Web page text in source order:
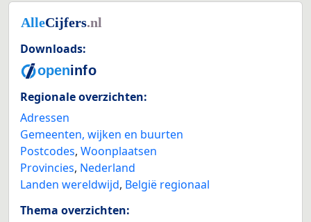
Downloads:
Regionale overzichten:
Adressen
Gemeenten, wijken en buurten
Postcodes, Woonplaatsen
Provincies, Nederland
Landen wereldwijd, België regionaal
Thema overzichten: